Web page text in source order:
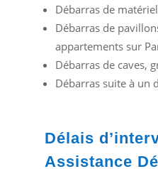
Débarras de
Débarras de
appartements sur
Débarras de caves,
Débarras suite à un
Délais
Assistance